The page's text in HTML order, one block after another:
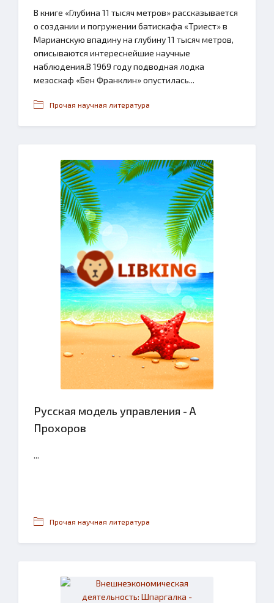
В книге «Глубина 11 тысяч метров» рассказывается
о создании и погружении батискафа «Триест» в
Марианскую впадину на глубину 11 тысяч метров,
описываются интереснейшие научные
наблюдения.В 1969 году подводная лодка
мезоскаф «Бен Франклин» опустилась...
Прочая научная литература
Русская модель управления - А
Прохоров
...
Прочая научная литература